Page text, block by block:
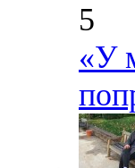
5
«У